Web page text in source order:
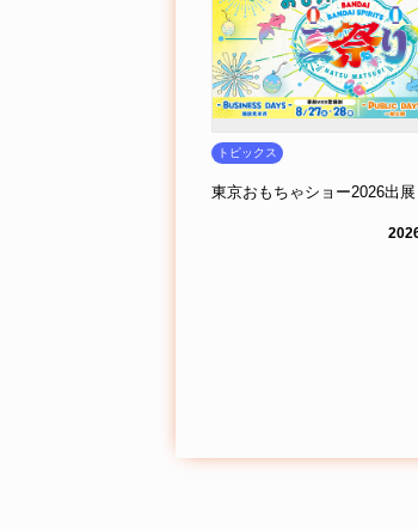
トピックス
東京おもちゃショー2026出展